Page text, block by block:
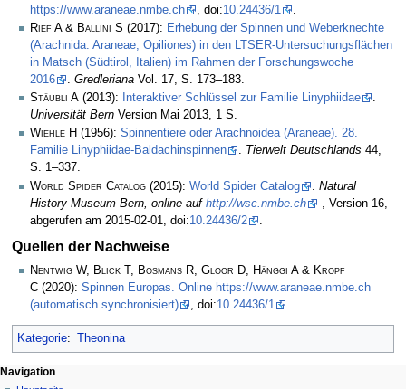
https://www.araneae.nmbe.ch
, doi:10.24436/1
Rief A & Ballini S (2017): Erhebung der Spinnen und Weberknechte
(Arachnida: Araneae, Opiliones) in den LTSER-Untersuchungsflächen
in Matsch (Südtirol, Italien) im Rahmen der Forschungswoche
2016
. Gredleriana Vol. 17, S. 173–183.
Stäubli A (2013): Interaktiver Schlüssel zur Familie Linyphiidae
.
Universität Bern Version Mai 2013, 1 S.
Wiehle H (1956): Spinnentiere oder Arachnoidea (Araneae). 28.
Familie Linyphiidae-Baldachinspinnen
. Tierwelt Deutschlands 44,
S. 1–337.
World Spider Catalog (2015): World Spider Catalog
Natural
History Museum Bern, online auf http://wsc.nmbe.ch
, Version 16,
abgerufen am 2015-02-01, doi:10.24436/2
Quellen der Nachweise
Nentwig W, Blick T, Bosmans R, Gloor D, Hänggi A & Kropf
C (2020): Spinnen Europas. Online https://www.araneae.nmbe.ch
(automatisch synchronisiert)
, doi:10.24436/1
Kategorie: Theonina
Navigation